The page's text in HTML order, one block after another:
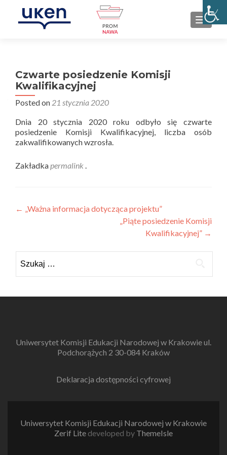
Czwarte posiedzenie Komisji
Kwalifikacyjnej
Posted on 21 stycznia 2020
Dnia 20 stycznia 2020 roku odbyło się czwarte
posiedzenie Komisji Kwalifikacyjnej, liczba osób
zakwalifikowanych wzrosła.
Zakładkapermalink .
Nawigacja
← „Ważna informacja dotycząca projektu”
„Piąte posiedzenie Komisji
Kwalifikacyjnej” →
Uniwersytet Komisji Edukacji Narodowej w Krakowie ul.
Podchorążych 2 30-084 Kraków
Deklaracja dostępności cyfrowej
Uniwersytet Komisji Edukacji Narodowej w Krakowie
Zerif Lite developed by ThemeIsle